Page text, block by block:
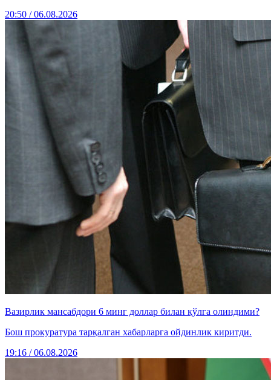
20:50 / 06.08.2026
Вазирлик мансабдори 6 минг доллар билан қўлга олиндими?
Бош прокуратура тарқалган хабарларга ойдинлик киритди.
19:16 / 06.08.2026